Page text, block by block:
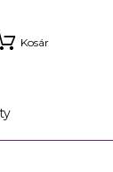
Kosár